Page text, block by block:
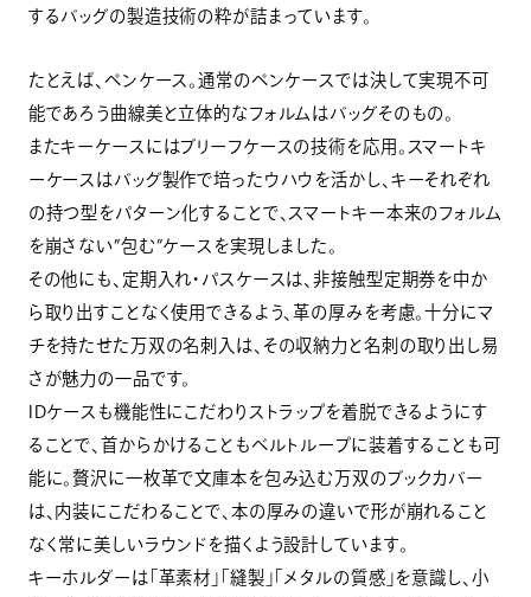
するバッグの製造技術の粋が詰まっています。
たとえば、ペンケース。通常のペンケースでは決して実現不可
能であろう曲線美と立体的なフォルムはバッグそのもの。
またキーケースにはブリーフケースの技術を応用。スマートキ
ーケースはバッグ製作で培ったウハウを活かし、キーそれぞれ
の持つ型をパターン化することで、スマートキー本来のフォルム
を崩さない”包む”ケースを実現しました。
その他にも、定期入れ・パスケースは、非接触型定期券を中か
ら取り出すことなく使用できるよう、革の厚みを考慮。十分にマ
チを持たせた万双の名刺入は、その収納力と名刺の取り出し易
さが魅力の一品です。
IDケースも機能性にこだわりストラップを着脱できるようにす
ることで、首からかけることもベルトループに装着することも可
能に。贅沢に一枚革で文庫本を包み込む万双のブックカバー
は、内装にこだわることで、本の厚みの違いで形が崩れること
なく常に美しいラウンドを描くよう設計しています。
キーホルダーは「革素材」「縫製」「メタルの質感」を意識し、小